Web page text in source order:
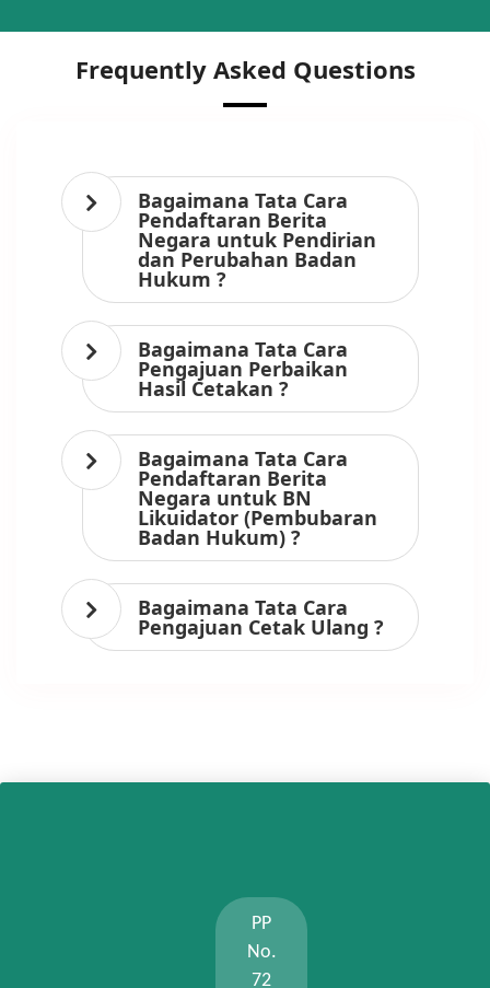
Frequently Asked Questions
Bagaimana Tata Cara
Pendaftaran Berita
Negara untuk Pendirian
dan Perubahan Badan
Hukum ?
Bagaimana Tata Cara
Pengajuan Perbaikan
Hasil Cetakan ?
Bagaimana Tata Cara
Pendaftaran Berita
Negara untuk BN
Likuidator (Pembubaran
Badan Hukum) ?
Bagaimana Tata Cara
Pengajuan Cetak Ulang ?
PP
No.
72